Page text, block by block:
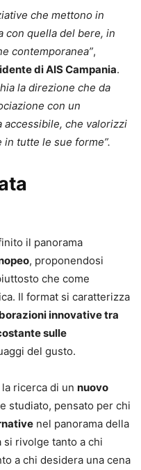
che mettono in
con quella del bere, in
contemporanea”,
di AIS Campania.
la direzione che da
con un
accessibile, che valorizzi
in tutte le sue forme”.
il panorama
, proponendosi
che come
Il format si caratterizza
innovative tra
sulle
del gusto.
ricerca di un nuovo
studiato, pensato per chi
nel panorama della
si rivolge tanto a chi
a chi desidera una cena